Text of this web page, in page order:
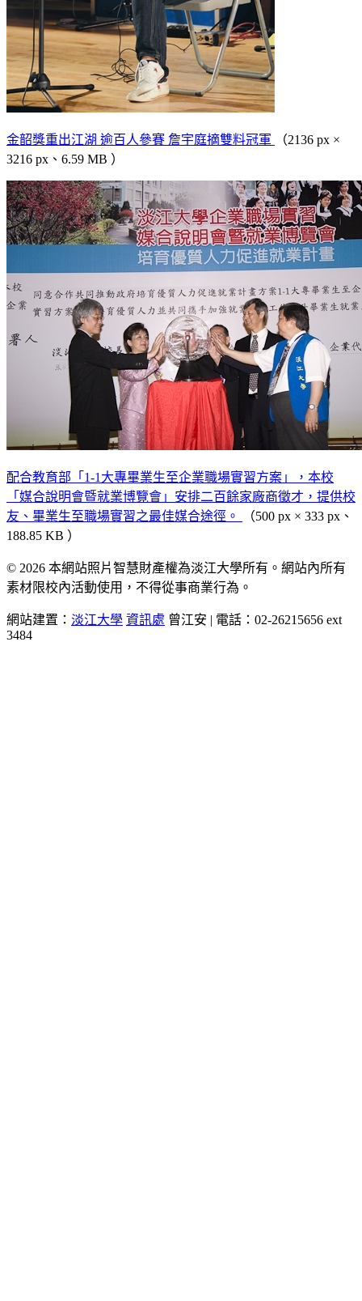
金韶獎重出江湖 逾百人參賽 詹宇庭摘雙料冠軍
（2136 px ×
3216 px、6.59 MB ）
配合教育部「1-1大專畢業生至企業職場實習方案」，本校
「媒合說明會暨就業博覽會」安排二百餘家廠商徵才，提供校
友、畢業生至職場實習之最佳媒合途徑。
（500 px × 333 px、
188.85 KB ）
© 2026 本網站照片智慧財產權為淡江大學所有。網站內所有
素材限校內活動使用，不得從事商業行為。
網站建置： 淡江大學 資訊處 曾江安 | 電話：02-26215656 ext
3484